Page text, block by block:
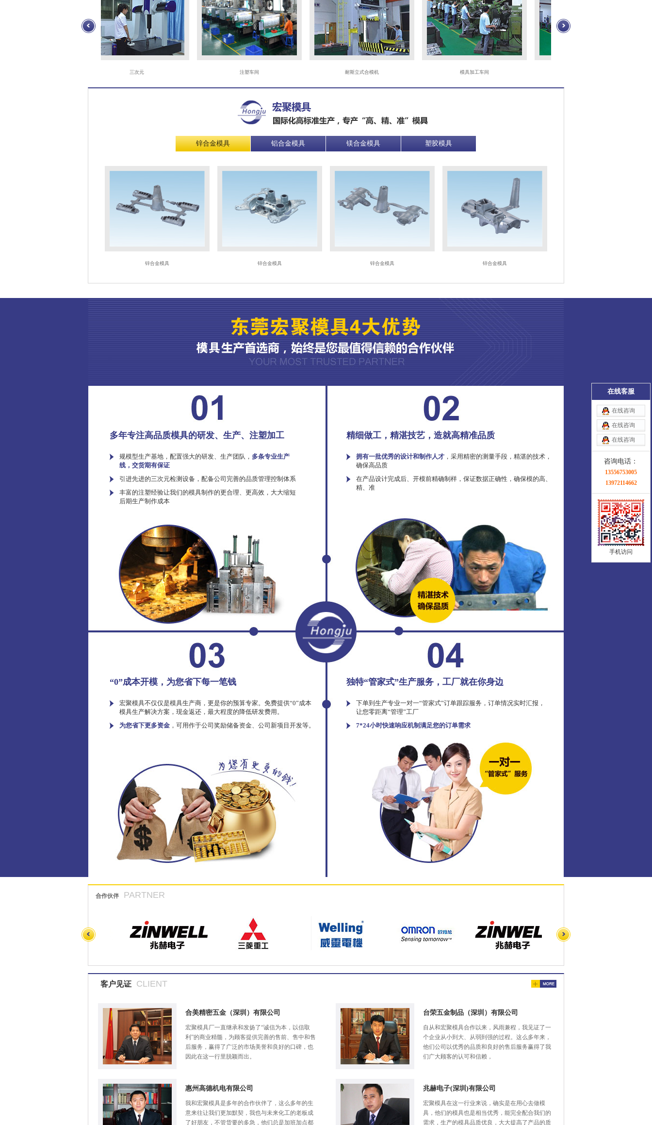
耐斯立式合模机 模具加工车间
锌合金模具 铝合金模具 镁合金模具 塑胶模具
锌合金模具 锌合金模具 锌合金模具 锌合金模具
多年专注高品质模具的研发、生产、注塑加工
规模型生产基地，配置强大的研发、生产团队， 多条专业生产
线，交货期有保证
引进先进的三次元检测设备，配备公司完善的品质管理控制体系
丰富的注塑经验让我们的模具制作的更合理、更高效，大大缩短
后期生产制作成本
精细做工，精湛技艺，造就高精准品质
拥有一批优秀的设计和制作人才 ，采用精密的测量手段，精湛的技术，
确保高品质
在产品设计完成后、开模前精确制样，保证数据正确性，确保模的高、
精、准
“0”成本开模，为您省下每一笔钱
宏聚模具不仅仅是模具生产商，更是你的预算专家。免费提供“0”成本
模具生产解决方案，现金返还，最大程度的降低研发费用。
为您省下更多资金 ，可用作于公司奖励储备资金、公司新项目开发等。
独特“管家式”生产服务，工厂就在你身边
下单到生产专业一对一“管家式”订单跟踪服务，订单情况实时汇报，
让您零距离“管理”工厂
7*24小时快速响应机制满足您的订单需求
合作伙伴 PARTNER
客户见证 CLIENT
合美精密五金（深圳）有限公司
宏聚模具厂一直继承和发扬了“诚信为本，以信取
利”的商业精髓，为顾客提供完善的售前、售中和售
后服务，赢得了广泛的市场美誉和良好的口碑，也
因此在这一行里脱颖而出。
台荣五金制品（深圳）有限公司
自从和宏聚模具合作以来，风雨兼程，我见证了一
个企业从小到大、从弱到强的过程。这么多年来，
他们公司以优秀的品质和良好的售后服务赢得了我
们广大顾客的认可和信赖，
惠州高德机电有限公司
我和宏聚模具是多年的合作伙伴了，这么多年的生
意来往让我们更加默契，我也与未来化工的老板成
了好朋友，不管货要的多急，他们总是加班加点都
兆赫电子(深圳)有限公司
宏聚模具在这一行业来说，确实是在用心去做模
具，他们的模具也是相当优秀，能完全配合我们的
需求，生产的模具品质优良，大大提高了产品的质
在线客服
在线咨询
在线咨询
在线咨询
咨询电话：
13556753005
13972114662
手机访问